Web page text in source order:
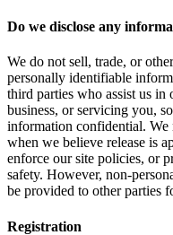
Do we disclose any
We do not sell, trade, or
personally identifiable
third parties who assist us
business, or servicing you,
information confidential. We
when we believe release is
enforce our site policies, or
safety. However, non-
be provided to other parties
Registration